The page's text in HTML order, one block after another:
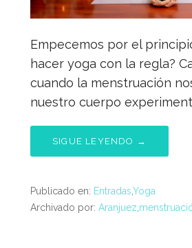
Empecemos por el
hacer yoga con la regla?
cuando la menstruación
nuestro cuerpo
SIGUE LEYENDO →
Publicado en: EntradasYoga
Archivado por: Aranjuez